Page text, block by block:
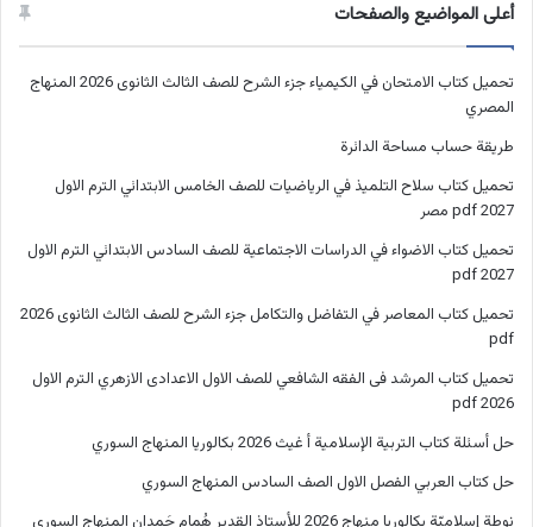
أعلى المواضيع والصفحات
تحميل كتاب الامتحان في الكيمياء جزء الشرح للصف الثالث الثانوى 2026 المنهاج
المصري
طريقة حساب مساحة الدائرة
تحميل كتاب سلاح التلميذ في الرياضيات للصف الخامس الابتدائي الترم الاول
2027 pdf مصر
تحميل كتاب الاضواء في الدراسات الاجتماعية للصف السادس الابتدائي الترم الاول
2027 pdf
تحميل كتاب المعاصر في التفاضل والتكامل جزء الشرح للصف الثالث الثانوى 2026
pdf
تحميل كتاب المرشد فى الفقه الشافعي للصف الاول الاعدادى الازهري الترم الاول
2026 pdf
حل أسئلة كتاب التربية الإسلامية أ غيث 2026 بكالوريا المنهاج السوري
حل كتاب العربي الفصل الاول الصف السادس المنهاج السوري
نوطة إسلاميّة بكالوريا منهاج 2026 للأستاذ القدير هُمام حَمدان المنهاج السوري